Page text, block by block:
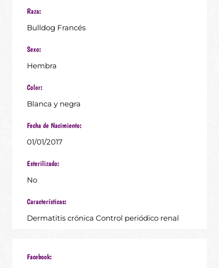
Raza:
Bulldog Francés
Sexo:
Hembra
Color:
Blanca y negra
Fecha de Nacimiento:
01/01/2017
Esterilizado:
No
Características:
Dermatitis crónica Control periódico renal
Facebook: